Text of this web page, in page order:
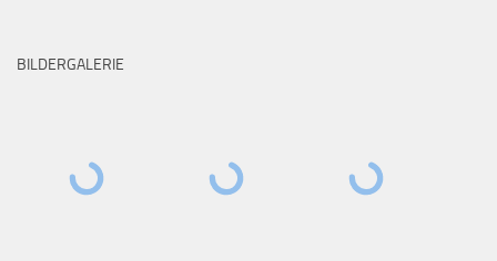
BILDERGALERIE